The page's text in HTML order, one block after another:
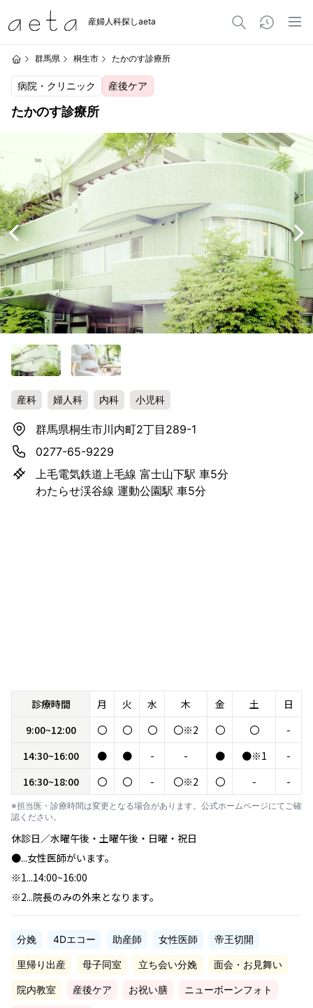
産婦人科探しaeta
群馬県 桐生市 たかのす診療所
病院・クリニック 産後ケア
たかのす診療所
産科 婦人科 内科 小児科
群馬県桐生市川内町2丁目289-1
0277-65-9229
上毛電気鉄道上毛線 富士山下駅 車5分
わたらせ渓谷線 運動公園駅 車5分
診療時間 月 火 水 木 金 土
日
9:00~12:00
〇 〇 〇 〇※2 〇 〇
-
14:30~16:00
● ● - - ● ●※1
-
16:30~18:00
〇 〇 - 〇※2 〇 - -
※担当医・診療時間は変更となる場合があります。公式ホームページにてご確
認ください。
休診日／水曜午後・土曜午後・日曜・祝日
●...女性医師がいます。
※1...14:00~16:00
※2...院長のみの外来となります。
分娩 4Dエコー 助産師 女性医師 帝王切開
里帰り出産 母子同室 立ち会い分娩 面会・お見舞い
院内教室 産後ケア お祝い膳 ニューボーンフォト